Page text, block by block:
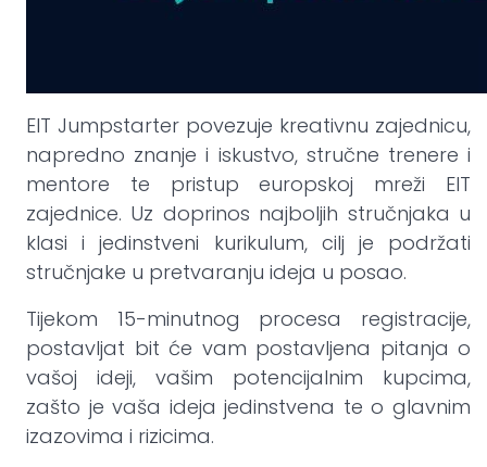
EIT Jumpstarter povezuje kreativnu zajednicu,
napredno znanje i iskustvo, stručne trenere i
mentore te pristup europskoj mreži EIT
zajednice. Uz doprinos najboljih stručnjaka u
klasi i jedinstveni kurikulum, cilj je podržati
stručnjake u pretvaranju ideja u posao.
Tijekom 15-minutnog procesa registracije,
postavljat bit će vam postavljena pitanja o
vašoj ideji, vašim potencijalnim kupcima,
zašto je vaša ideja jedinstvena te o glavnim
izazovima i rizicima.